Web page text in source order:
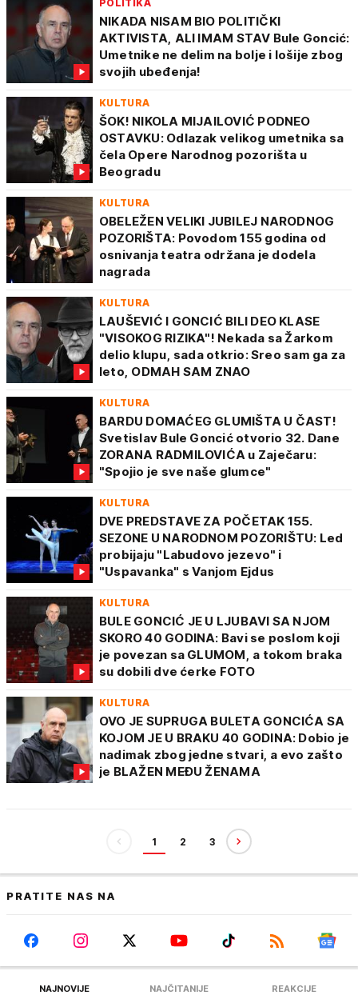
POLITIKA
NIKADA NISAM BIO POLITIČKI
AKTIVISTA, ALI IMAM STAV Bule Goncić:
Umetnike ne delim na bolje i lošije zbog
svojih ubeđenja!
KULTURA
ŠOK! NIKOLA MIJAILOVIĆ PODNEO
OSTAVKU: Odlazak velikog umetnika sa
čela Opere Narodnog pozorišta u
Beogradu
KULTURA
OBELEŽEN VELIKI JUBILEJ NARODNOG
POZORIŠTA: Povodom 155 godina od
osnivanja teatra održana je dodela
nagrada
KULTURA
LAUŠEVIĆ I GONCIĆ BILI DEO KLASE
"VISOKOG RIZIKA"! Nekada sa Žarkom
delio klupu, sada otkrio: Sreo sam ga za
leto, ODMAH SAM ZNAO
KULTURA
BARDU DOMAĆEG GLUMIŠTA U ČAST!
Svetislav Bule Goncić otvorio 32. Dane
ZORANA RADMILOVIĆA u Zaječaru:
"Spojio je sve naše glumce"
KULTURA
DVE PREDSTAVE ZA POČETAK 155.
SEZONE U NARODNOM POZORIŠTU: Led
probijaju "Labudovo jezevo" i
"Uspavanka" s Vanjom Ejdus
KULTURA
BULE GONCIĆ JE U LJUBAVI SA NJOM
SKORO 40 GODINA: Bavi se poslom koji
je povezan sa GLUMOM, a tokom braka
su dobili dve ćerke FOTO
KULTURA
OVO JE SUPRUGA BULETA GONCIĆA SA
KOJOM JE U BRAKU 40 GODINA: Dobio je
nadimak zbog jedne stvari, a evo zašto
je BLAŽEN MEĐU ŽENAMA
1 2 3
PRATITE NAS NA
NAJNOVIJE NAJČITANIJE REAKCIJE